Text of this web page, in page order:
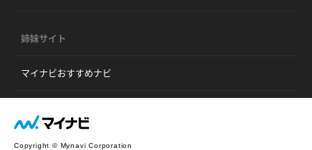
姉妹サイト
マイナビおすすめナビ
Copyright © Mynavi Corporation